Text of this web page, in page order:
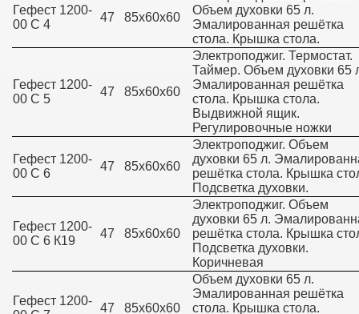
Гефест 1200-
00 С 4
47 85х60х60
Объем духовки 65 л.
Эмалированная решётка
стола. Крышка стола.
Гефест 1200-
00 С 5
47 85х60х60
Электроподжиг. Термостат.
Таймер. Объем духовки 65
Эмалированная решётка
стола. Крышка стола.
Выдвижной ящик.
Регулировочные ножки
Гефест 1200-
00 С 6
47 85х60х60
Электроподжиг. Объем
духовки 65 л.
решётка стола. Крышка
Подсветка духовки.
Гефест 1200-
00 С 6 К19
47 85х60х60
Электроподжиг. Объем
духовки 65 л.
решётка стола. Крышка
Подсветка духовки.
Коричневая
Гефест 1200-
47 85х60х60
Объем духовки 65 л.
Эмалированная решётка
стола. Крышка стола.